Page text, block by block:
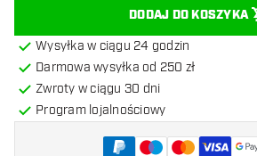
DODAJ DO KOSZYKA
Wysyłka w ciągu 24 godzin
Darmowa wysyłka od 250 zł
Zwroty w ciągu 30 dni
Program lojalnościowy